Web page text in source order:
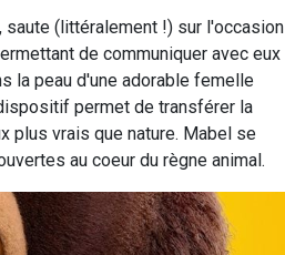
saute (littéralement !) sur l'occasion
de communiquer avec eux
la peau d'une adorable femelle
permet de transférer la
plus vrais que nature. Mabel se
au coeur du règne animal.